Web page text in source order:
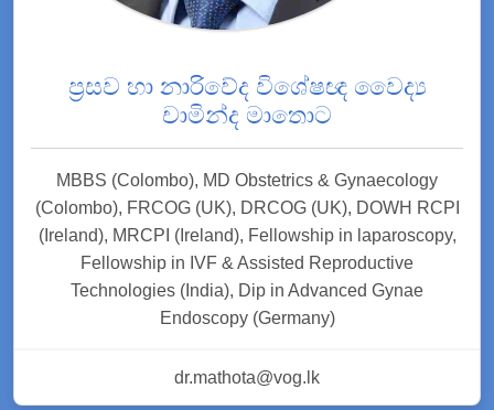
ප්‍රසව හා නාරිවේද විශේෂඥ වෛද්‍ය
චාමින්ද මාතොට
MBBS (Colombo), MD Obstetrics & Gynaecology
(Colombo), FRCOG (UK), DRCOG (UK), DOWH RCPI
(Ireland), MRCPI (Ireland), Fellowship in laparoscopy,
Fellowship in IVF & Assisted Reproductive
Technologies (India), Dip in Advanced Gynae
Endoscopy (Germany)
dr.mathota@vog.lk